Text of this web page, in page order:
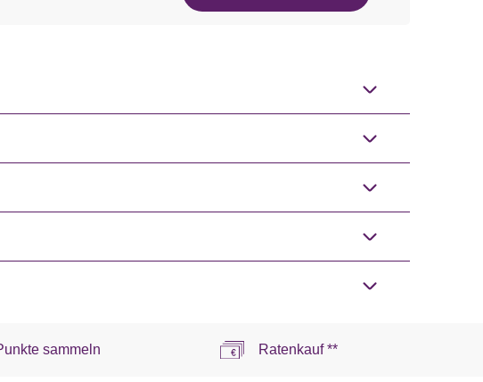
sammeln Ratenkauf **